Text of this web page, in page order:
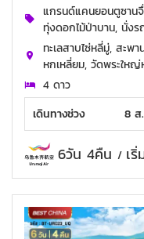
แกรนด์แคนยอนตูซาน
ทุ่งดอกไม้ป่าบาน, นั่งร
ทะเลสาบไซ่หลี่มู่, สะพ
หกเหลี่ยม, วัดพระให
4 ดาว
เดินทางช่วง
8 ส
6วัน 4คืน / เ